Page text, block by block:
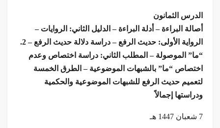
الدرس الثمانون
أصالة البراءة – أدلة البراءة – الدليل الثاني: الروايات –
الرواية الأولى: حديث الرفع – دراسة دلالة حديث الرفع – 2.
“ما” الموصولة – المطلب الثاني: دراسة اختصاص وعدم
اختصاص “ما” بالشبهات الموضوعية – الطرق الخمسة
لتعميم حديث الرفع للشبهات الموضوعية والحكمية
ودراستها إجمالاً
7 شعبان 1447 هـ